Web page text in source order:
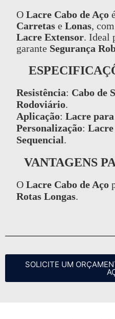
O Lacre Cabo de Aço
Carretas e Lonas, com
Lacre Extensor. Ideal
garante Segurança
Resistência: Cabo de
Rodoviário.
Aplicação: Lacre
Personalização: Lacre
Sequencial.
VANTAGENS
O Lacre Cabo de Aço
Rotas Longas.
SOLICITE UM